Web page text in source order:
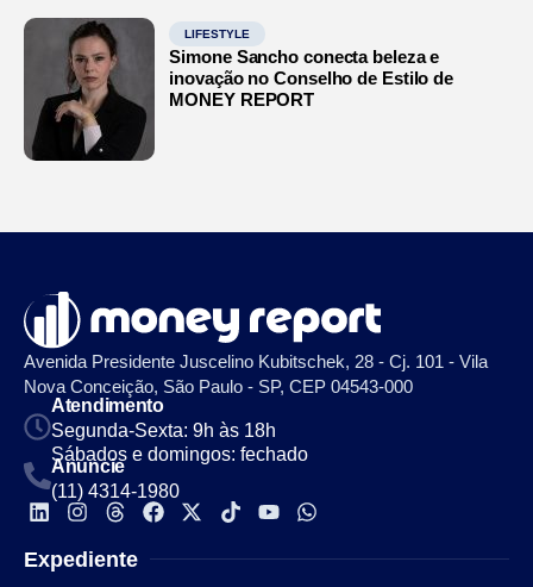
LIFESTYLE
Simone Sancho conecta beleza e
inovação no Conselho de Estilo de
MONEY REPORT
Avenida Presidente Juscelino Kubitschek, 28 - Cj. 101 - Vila
Nova Conceição, São Paulo - SP, CEP 04543-000
Atendimento
Segunda-Sexta: 9h às 18h
Sábados e domingos: fechado
Anuncie
(11) 4314-1980
Expediente